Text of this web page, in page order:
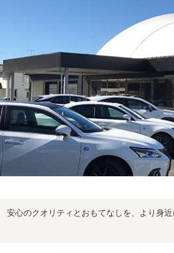
安心のクオリティとおもてなしを、より身